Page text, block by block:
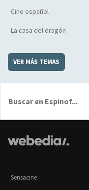
Cine español
La casa del dragón
VER MÁS TEMAS
Sensacine